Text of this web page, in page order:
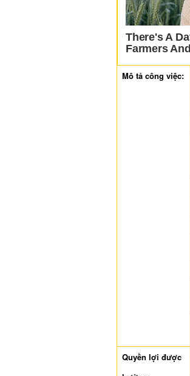
Mô tả công việc:
Quyền lợi được